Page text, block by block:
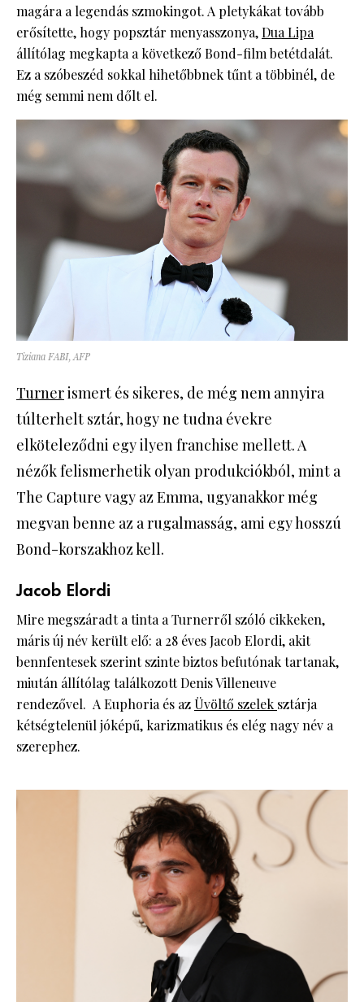
magára a legendás szmokingot. A pletykákat tovább
erősítette, hogy popsztár menyasszonya,Dua Lipa
állítólag megkapta a következő Bond-film betétdalát.
Ez a szóbeszéd sokkal hihetőbbnek tűnt a többinél, de
még semmi nem dőlt el.
Tiziana FABI, AFP
Turnerismert és sikeres, de még nem annyira
túlterhelt sztár, hogy ne tudna évekre
elköteleződni egy ilyen franchise mellett. A
nézők felismerhetik olyan produkciókból, mint a
The Capture vagy az Emma, ugyanakkor még
megvan benne az a rugalmasság, ami egy hosszú
Bond-korszakhoz kell.
Jacob Elordi
Mire megszáradt a tinta a Turnerről szóló cikkeken,
máris új név került elő: a 28 éves Jacob Elordi, akit
bennfentesek szerint szinte biztos befutónak tartanak,
miután állítólag találkozott Denis Villeneuve
rendezővel. A Euphoria és azÜvöltő szelek sztárja
kétségtelenül jóképű, karizmatikus és elég nagy név a
szerephez.